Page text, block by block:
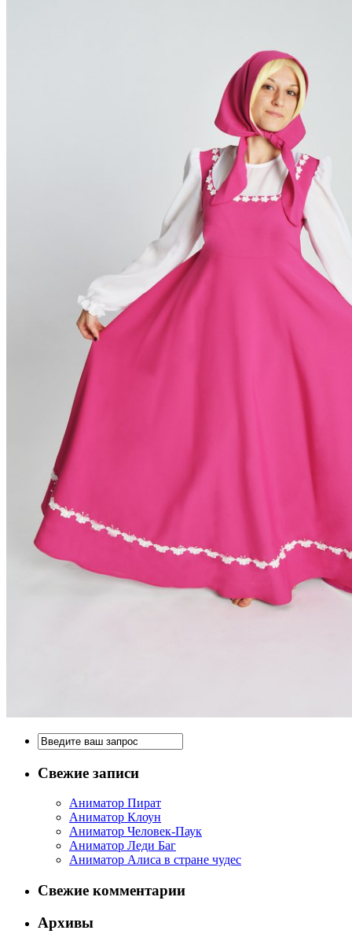
Свежие записи
Аниматор Пират
Аниматор Клоун
Аниматор Человек-Паук
Аниматор Леди Баг
Аниматор Алиса в стране чудес
Свежие комментарии
Архивы